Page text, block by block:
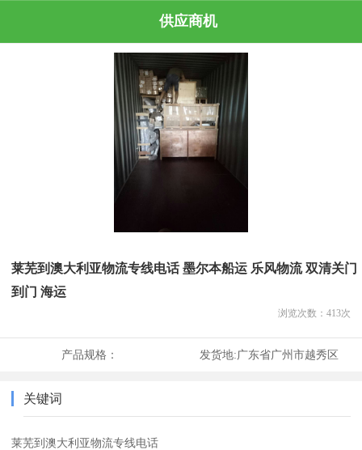
供应商机
莱芜到澳大利亚物流专线电话 墨尔本船运 乐风物流 双清关门
到门 海运
浏览次数： 413次
产品规格： 发货地:广东省广州市越秀区
关键词
莱芜到澳大利亚物流专线电话